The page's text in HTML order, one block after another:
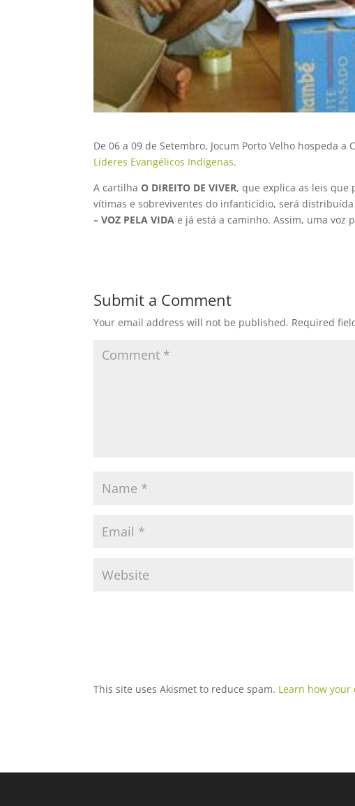
De 06 a 09 de Setembro, Jocum Porto Velho hospeda a
Líderes Evangélicos Indígenas.
A cartilhaO DIREITO DE VIVER, que explica as leis que
vítimas e sobreviventes do infanticídio, será
– VOZ PELA VIDA e já está a caminho. Assim, uma voz
Submit a Comment
Your email address will not be published. Required
This site uses Akismet to reduce spam. Learn how your